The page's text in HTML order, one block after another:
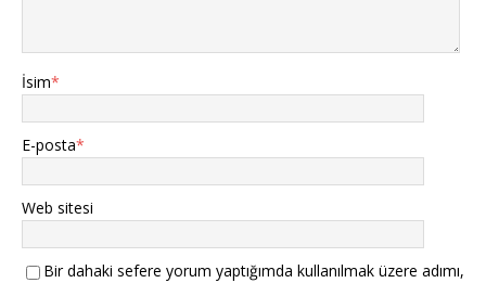
İsim*
E-posta*
Web sitesi
Bir dahaki sefere yorum yaptığımda kullanılmak üzere adımı,